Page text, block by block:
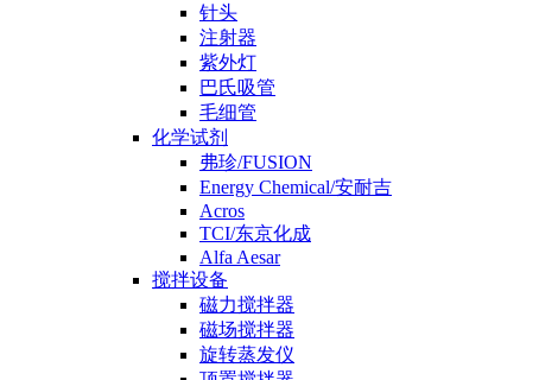
针头
注射器
紫外灯
巴氏吸管
毛细管
化学试剂
弗珍/FUSION
Energy Chemical/安耐吉
Acros
TCI/东京化成
Alfa Aesar
搅拌设备
磁力搅拌器
磁场搅拌器
旋转蒸发仪